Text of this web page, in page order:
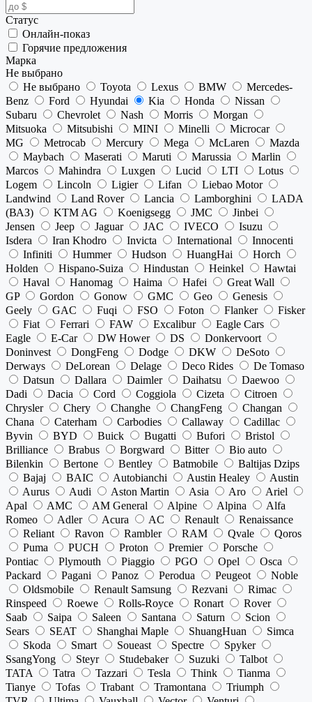
Статус
Онлайн-показ
Горячие предложения
Марка
Не выбрано
Не выбрано
Toyota Lexus BMW
Mercedes-
Benz
Ford Hyundai Kia Honda
Nissan
Subaru
Chevrolet Nash Morris
Morgan
Mitsuoka
Mitsubishi MINI Minelli
Microcar
MG
Metrocab Mercury Mega McLaren
Mazda
Maybach
Maserati Maruti Marussia
Marlin
Marcos
Mahindra Luxgen Lucid LTI
Lotus
Logem
Lincoln Ligier Lifan
Liebao Motor
Landwind
Land Rover Lancia Lamborghini
LADA
(ВАЗ)
KTM AG Koenigsegg JMC
Jinbei
Jensen
Jeep Jaguar JAC IVECO
Isuzu
Isdera
Iran Khodro Invicta International
Innocenti
Infiniti
Hummer Hudson HuangHai
Horch
Holden
Hispano-Suiza Hindustan Heinkel
Hawtai
Haval
Hanomag Haima Hafei
Great Wall
GP
Gordon Gonow GMC Geo
Genesis
Geely
GAC Fuqi FSO Foton Flanker
Fisker
Fiat
Ferrari FAW Excalibur
Eagle Cars
Eagle
E-Car DW Hower DS
Donkervoort
Doninvest
DongFeng Dodge DKW
DeSoto
Derways
DeLorean Delage Deco Rides
De Tomaso
Datsun
Dallara Daimler Daihatsu
Daewoo
Dadi
Dacia Cord Coggiola Cizeta
Citroen
Chrysler
Chery Changhe ChangFeng
Changan
Chana
Caterham Carbodies Callaway
Cadillac
Byvin
BYD Buick Bugatti Bufori
Bristol
Brilliance
Brabus Borgward Bitter
Bio auto
Bilenkin
Bertone Bentley Batmobile
Baltijas Dzips
Bajaj
BAIC Autobianchi Austin Healey
Austin
Aurus
Audi Aston Martin Asia Aro
Ariel
Apal
AMC AM General Alpine Alpina
Alfa
Romeo
Adler Acura AC Renault
Renaissance
Reliant
Ravon Rambler RAM Qvale
Qoros
Puma
PUCH Proton Premier
Porsche
Pontiac
Plymouth Piaggio PGO Opel
Osca
Packard
Pagani Panoz Perodua Peugeot
Noble
Oldsmobile
Renault Samsung Rezvani
Rimac
Rinspeed
Roewe Rolls-Royce Ronart
Rover
Saab
Saipa Saleen Santana Saturn
Scion
Sears
SEAT Shanghai Maple ShuangHuan
Simca
Skoda
Smart Soueast Spectre
Spyker
SsangYong
Steyr Studebaker Suzuki
Talbot
TATA
Tatra Tazzari Tesla Think
Tianma
Tianye
Tofas Trabant Tramontana
Triumph